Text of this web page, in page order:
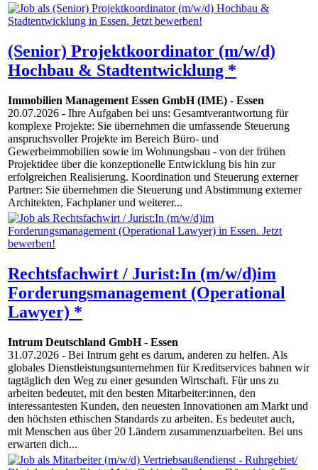
(Senior) Projektkoordinator (m/w/d)
Hochbau & Stadtentwicklung *
Immobilien Management Essen GmbH (IME) - Essen
20.07.2026 - Ihre Aufgaben bei uns: Gesamtverantwortung für
komplexe Projekte: Sie übernehmen die umfassende Steuerung
anspruchsvoller Projekte im Bereich Büro- und
Gewerbeimmobilien sowie im Wohnungsbau - von der frühen
Projektidee über die konzeptionelle Entwicklung bis hin zur
erfolgreichen Realisierung. Koordination und Steuerung externer
Partner: Sie übernehmen die Steuerung und Abstimmung externer
Architekten, Fachplaner und weiterer...
Rechtsfachwirt / Jurist:In (m/w/d)im
Forderungsmanagement (Operational
Lawyer) *
Intrum Deutschland GmbH- Essen
31.07.2026 - Bei Intrum geht es darum, anderen zu helfen. Als
globales Dienstleistungsunternehmen für Kreditservices bahnen wir
tagtäglich den Weg zu einer gesunden Wirtschaft. Für uns zu
arbeiten bedeutet, mit den besten Mitarbeiter:innen, den
interessantesten Kunden, den neuesten Innovationen am Markt und
den höchsten ethischen Standards zu arbeiten. Es bedeutet auch,
mit Menschen aus über 20 Ländern zusammenzuarbeiten. Bei uns
erwarten dich...